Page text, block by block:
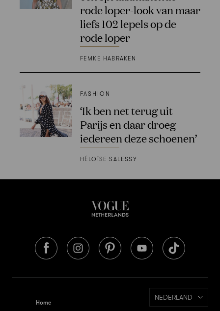
rode loper-look van maar
liefs 102 lepels op de
rode loper
FEMKE HABRAKEN
FASHION
‘Ik ben net terug uit
Parijs en daar droeg
iedereen deze schoenen’
HÉLOÏSE SALESSY
Home
NEDERLAND